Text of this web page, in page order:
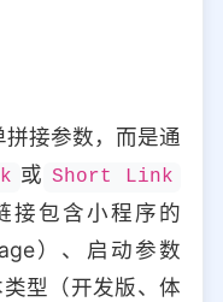
接参数，而是通
或 Short Link
接包含小程序的
）、启动参数
型（开发版、体